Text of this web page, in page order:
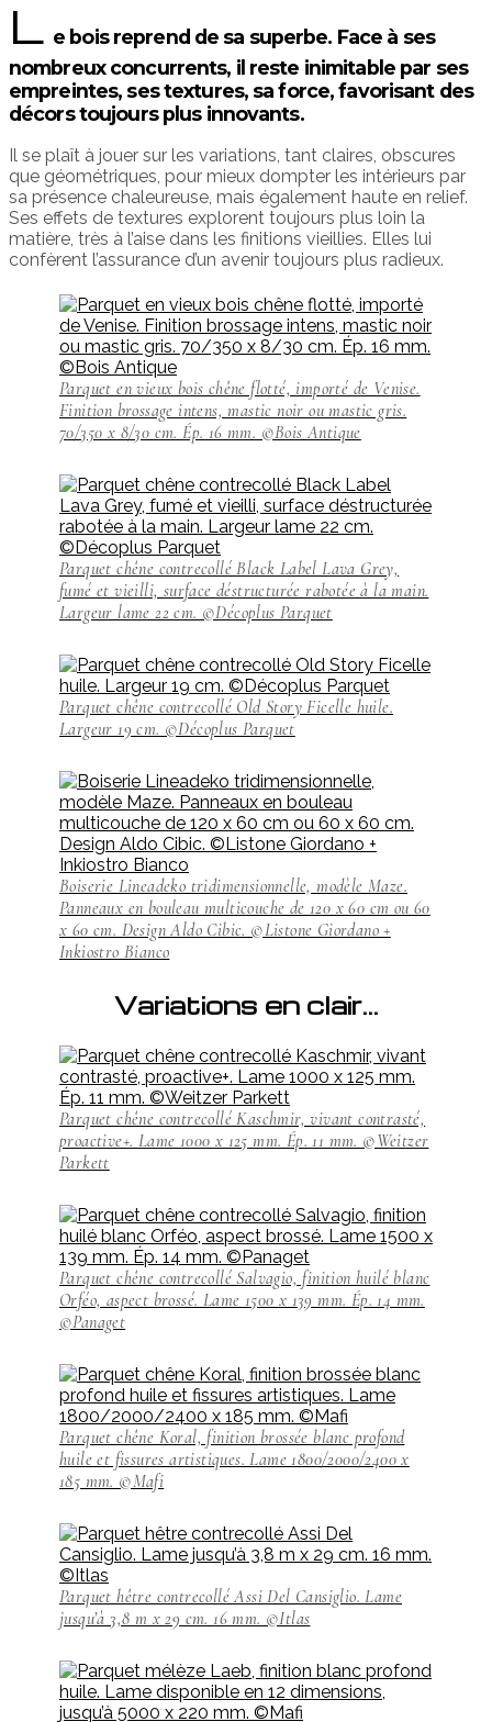
L e bois reprend de sa superbe. Face à ses
nombreux concurrents, il reste inimitable par ses
empreintes, ses textures, sa force, favorisant des
décors toujours plus innovants.
Il se plaît à jouer sur les variations, tant claires, obscures
que géométriques, pour mieux dompter les intérieurs par
sa présence chaleureuse, mais également haute en relief.
Ses effets de textures explorent toujours plus loin la
matière, très à l’aise dans les finitions vieillies. Elles lui
confèrent l’assurance d’un avenir toujours plus radieux.
Parquet en vieux bois chêne flotté, importé de Venise.
Finition brossage intens, mastic noir ou mastic gris.
70/350 x 8/30 cm. Ép. 16 mm. ©Bois Antique
Parquet chêne contrecollé Black Label Lava Grey,
fumé et vieilli, surface déstructurée rabotée à la main.
Largeur lame 22 cm. ©Décoplus Parquet
Parquet chêne contrecollé Old Story Ficelle huile.
Largeur 19 cm. ©Décoplus Parquet
Boiserie Lineadeko tridimensionnelle, modèle Maze.
Panneaux en bouleau multicouche de 120 x 60 cm ou 60
x 60 cm. Design Aldo Cibic. ©Listone Giordano +
Inkiostro Bianco
Variations en clair…
Parquet chêne contrecollé Kaschmir, vivant contrasté,
proactive+. Lame 1000 x 125 mm. Ép. 11 mm. ©Weitzer
Parkett
Parquet chêne contrecollé Salvagio, finition huilé blanc
Orféo, aspect brossé. Lame 1500 x 139 mm. Ép. 14 mm.
©Panaget
Parquet chêne Koral, finition brossée blanc profond
huile et fissures artistiques. Lame 1800/2000/2400 x
185 mm. ©Mafi
Parquet hêtre contrecollé Assi Del Cansiglio. Lame
jusqu’à 3,8 m x 29 cm. 16 mm. ©Itlas